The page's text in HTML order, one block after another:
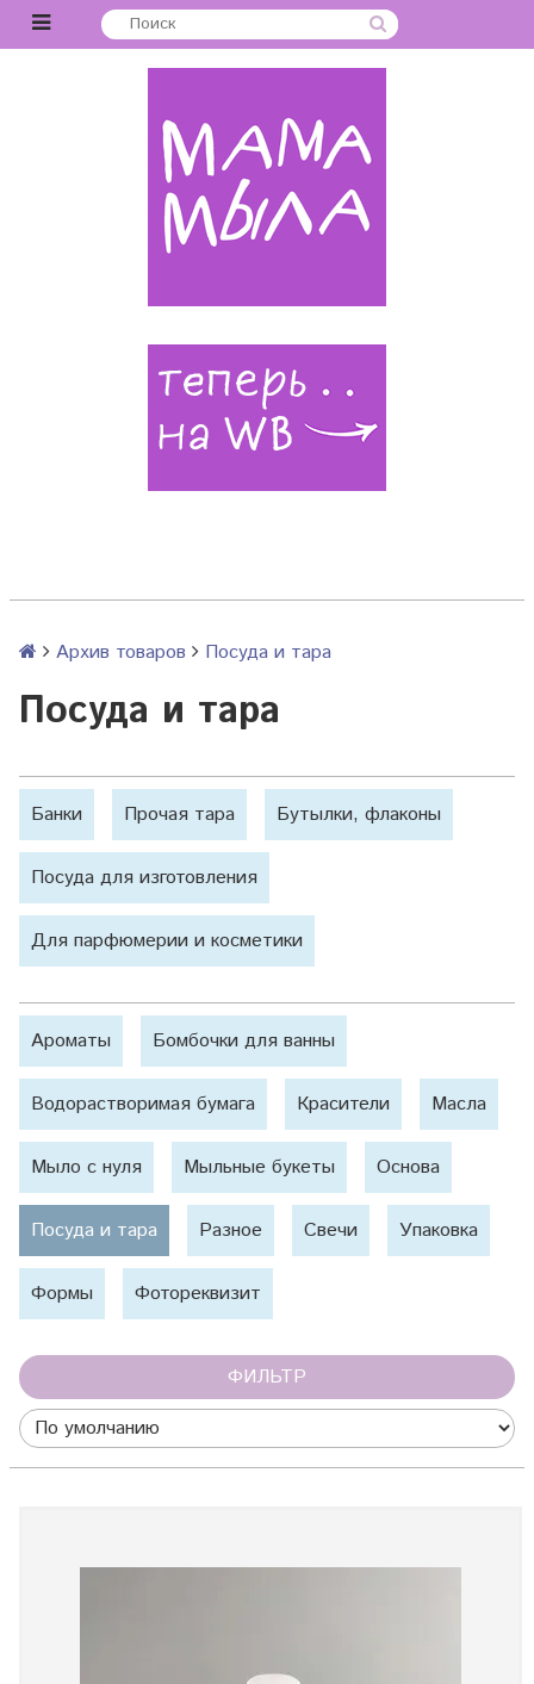
Архив товаров Посуда и тара
Посуда и тара
Банки Прочая тара Бутылки, флаконы
Посуда для изготовления
Для парфюмерии и косметики
Ароматы Бомбочки для ванны
Водорастворимая бумага Красители Масла
Мыло с нуля Мыльные букеты Основа
Посуда и тара Разное Свечи Упаковка
Формы Фотореквизит
ФИЛЬТР